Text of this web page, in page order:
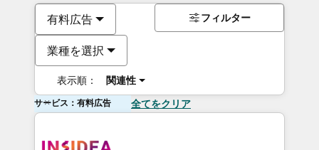
有料広告
業種を選択
表示順： 関連性
フィルター
サービス：有料広告 全てをクリア